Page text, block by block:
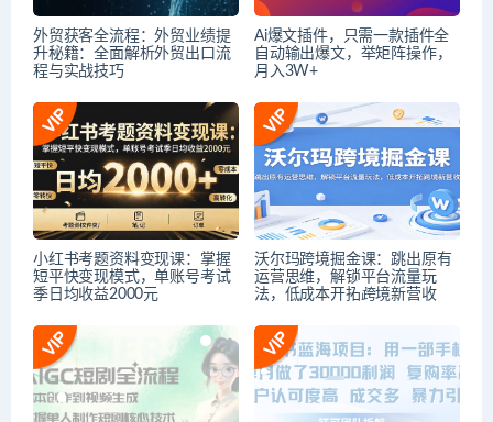
外贸获客全流程：外贸业绩提
升秘籍：全面解析外贸出口流
程与实战技巧
Ai爆文插件，只需一款插件全
自动输出爆文，举矩阵操作，
月入3W+
小红书考题资料变现课：掌握
短平快变现模式，单账号考试
季日均收益2000元
沃尔玛跨境掘金课：跳出原有
运营思维，解锁平台流量玩
法，低成本开拓跨境新营收